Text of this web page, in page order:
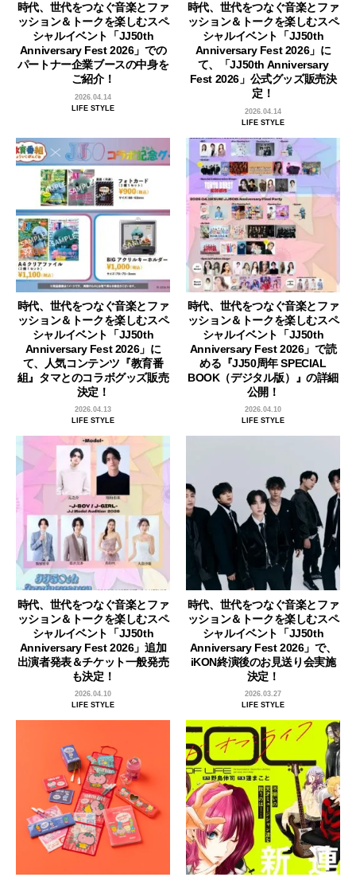
時代、世代をつなぐ音楽とファ
ッション＆トークを楽しむスペ
シャルイベント「JJ50th
Anniversary Fest 2026」での
パートナー企業ブースの中身を
ご紹介！
2026.04.14
LIFE STYLE
時代、世代をつなぐ音楽とファ
ッション＆トークを楽しむスペ
シャルイベント「JJ50th
Anniversary Fest 2026」に
て、「JJ50th Anniversary
Fest 2026」公式グッズ販売決
定！
2026.04.14
LIFE STYLE
時代、世代をつなぐ音楽とファ
ッション＆トークを楽しむスペ
シャルイベント「JJ50th
Anniversary Fest 2026」に
て、人気コンテンツ『教育番
組』タマとのコラボグッズ販売
決定！
2026.04.13
LIFE STYLE
時代、世代をつなぐ音楽とファ
ッション＆トークを楽しむスペ
シャルイベント「JJ50th
Anniversary Fest 2026」で読
める『JJ50周年 SPECIAL
BOOK（デジタル版）』の詳細
公開！
2026.04.10
LIFE STYLE
時代、世代をつなぐ音楽とファ
ッション＆トークを楽しむスペ
シャルイベント「JJ50th
Anniversary Fest 2026」追加
出演者発表＆チケット一般発売
も決定！
2026.04.10
LIFE STYLE
時代、世代をつなぐ音楽とファ
ッション＆トークを楽しむスペ
シャルイベント「JJ50th
Anniversary Fest 2026」で、
iKON終演後のお見送り会実施
決定！
2026.03.27
LIFE STYLE